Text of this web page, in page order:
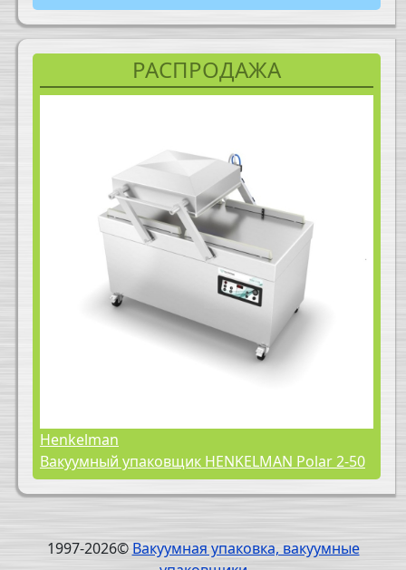
РАСПРОДАЖА
Henkelman
Вакуумный упаковщик HENKELMAN Polar 2-50
1997-2026© Вакуумная упаковка, вакуумные